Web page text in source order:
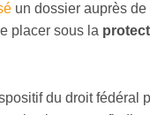
un dossier auprès
placer sous la
du droit fédéral